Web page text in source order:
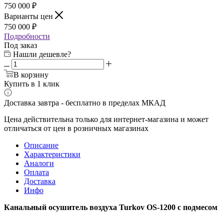
750 000 ₽
Варианты цен
750 000 ₽
Подробности
Под заказ
Нашли дешевле?
В корзину
Купить в 1 клик
Доставка завтра - бесплатно в пределах МКАД
Цена действительна только для интернет-магазина и может
отличаться от цен в розничных магазинах
Описание
Характеристики
Аналоги
Оплата
Доставка
Инфо
Канальный осушитель воздуха Turkov OS-1200 с подмесом